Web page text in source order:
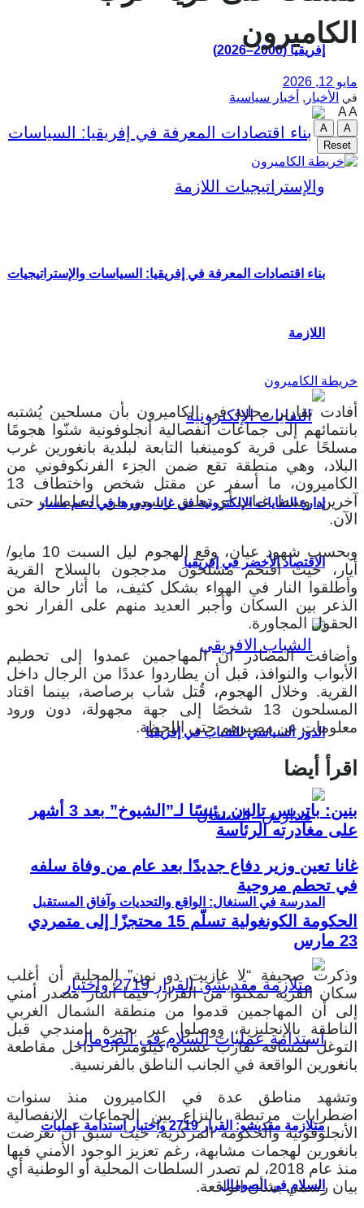
إفريقيا (2000–2026)
بناء اقتصادات المعرفة في إفريقيا: السياسات والإستراتيجيات
اللازمة
إدارة النفايات الإلكترونية في غانا ودورها في دعم مسار
الاقتصاد الأخضر في إفريقيا
الدور السياسي للشباب في إفريقيا
المدرسة في السنغال: الواقع والتحديات وآفاق المستقبل
متلازمة مقديشو: القرار 2719 واختبار استدامة عمليات
السلام في الصومال
الكاميرون
مايو 12, 2026
في الأخبار , أخبار سياسية
AA
A
A
Reset
خريطة الكاميرون
أفادت تقارير محلية في الكاميرون بأن مسلحين يُشتبه
بانتمائهم إلى جماعات انفصالية أنجلوفونية شنّوا هجومًا
مسلحًا على قرية كومينغبا التابعة لبلدية بانغورين غرب
البلاد، وهي منطقة تقع ضمن الجزء الفرنكوفوني من
الكاميرون، ما أسفر عن مقتل شخص واختطاف 13
آخرين، وسط غياب أي تعليق رسمي من السلطات حتى
الآن.
وبحسب شهود عيان، وقع الهجوم ليل السبت 10 مايو/
أيار، حيث اقتحم مسلحون مدججون بالسلاح القرية
وأطلقوا النار في الهواء بشكل كثيف، ما أثار حالة من
الذعر بين السكان وأجبر العديد منهم على الفرار نحو
الحقول المجاورة.
وأضافت المصادر أن المهاجمين عمدوا إلى تحطيم
الأبواب والنوافذ، قبل أن يطاردوا عددًا من الرجال داخل
القرية. وخلال الهجوم، قُتل شاب برصاصة، بينما اقتاد
المسلحون 13 شخصًا إلى جهة مجهولة، دون ورود
معلومات عن مصيرهم حتى اللحظة.
اقرأ أيضا
بنين: باتريس تالون رئيسًا لـ”الشيوخ” بعد 3 أشهر
على مغادرته الرئاسة
غانا تعين وزير دفاع جديدًا بعد عام من وفاة سلفه
في تحطم مروحية
الحكومة الكونغولية تسلّم 15 محتجزًا إلى متمردي
23 مارس
وذكرت صحيفة “لا غازيت دو نون” المحلية أن أغلب
سكان القرية تمكنوا من الفرار، فيما أشار مصدر أمني
إلى أن المهاجمين قدموا من منطقة الشمال الغربي
الناطقة بالإنجليزية، ووصلوا عبر بحيرة بامندجي قبل
التوغل لمسافة تقارب عشرة كيلومترات داخل مقاطعة
بانغورين الواقعة في الجانب الناطق بالفرنسية.
وتشهد مناطق عدة في الكاميرون منذ سنوات
اضطرابات مرتبطة بالنزاع بين الجماعات الانفصالية
الأنجلوفونية والحكومة المركزية، حيث سبق أن تعرضت
بانغورين لهجمات مشابهة، رغم تعزيز الوجود الأمني فيها
منذ عام 2018، لم تصدر السلطات المحلية أو الوطنية أي
بيان رسمي بشأن الواقعة.